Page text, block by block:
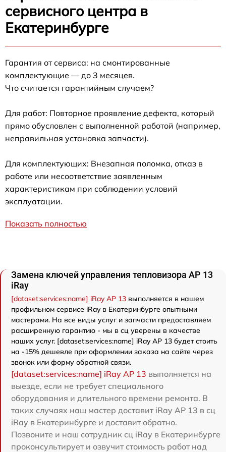
сервисного центра в
Екатеринбурге
Гарантия от сервиса: на смонтированные
комплектующие — до 3 месяцев.
Что считается гарантийным случаем?
Для работ: Повторное проявление дефекта, который
прямо обусловлен с выполненной работой (например,
неправильная установка запчасти).
Для комплектующих: Внезапная поломка, отказ в
работе или несоответствие заявленным
характеристикам при соблюдении условий
эксплуатации.
Показать полностью
Замена ключей управления тепловизора AP 13
iRay
[dataset:services:name] iRay AP 13 выполняется в нашем
профильном сервисе iRay в Екатеринбурге опытными
мастерами. На все виды услуг и запчасти предоставляем
расширенную гарантию - мы в сц уверены в качестве
наших услуг. [dataset:services:name] iRay AP 13 будет стоить
на -15% дешевле при оформлении заказа на сайте через
звонок или форму обратной связи.
[dataset:services:name] iRay AP 13 выполняется на
выезде, если не требует специального
оборудования и длительного времени ремонта. В
таких случаях наш мастер доставит iRay AP 13 в сц
iRay в Екатеринбурге и доставит обратно.
Позвоните и наш сотрудник сц iRay в Екатеринбурге
проконсультирует и озвучит стоимость работ над